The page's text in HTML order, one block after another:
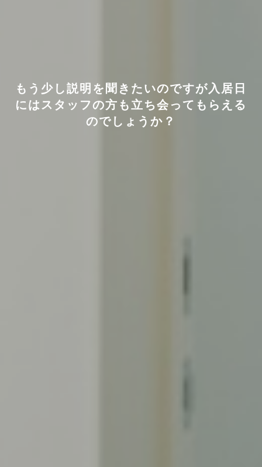
もう少し説明を聞きたいのですが入居日
にはスタッフの方も立ち会ってもらえる
のでしょうか？